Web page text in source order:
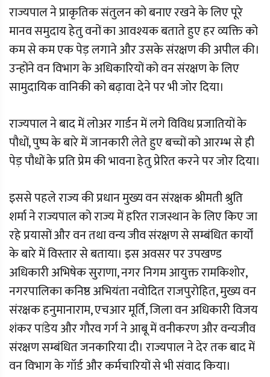
राज्यपाल ने प्राकृतिक संतुलन को बनाए रखने के लिए पूरे
मानव समुदाय हेतु वनों का आवश्यक बताते हुए हर व्यक्ति को
कम से कम एक पेड़ लगाने और उसके संरक्षण की अपील की।
उन्होंने वन विभाग के अधिकारियों को वन संरक्षण के लिए
सामुदायिक वानिकी को बढ़ावा देने पर भी जोर दिया।
राज्यपाल ने बाद में लोअर गार्डन में लगे विविध प्रजातियों के
पौधों, पुष्प के बारे में जानकारी लेते हुए बच्चों को आरम्भ से ही
पेड़ पौधों के प्रति प्रेम की भावना हेतु प्रेरित करने पर जोर दिया।
इससे पहले राज्य की प्रधान मुख्य वन संरक्षक श्रीमती श्रुति
शर्मा ने राज्यपाल को राज्य में हरित राजस्थान के लिए किए जा
रहे प्रयासों और वन तथा वन्य जीव संरक्षण से सम्बंधित कार्यों
के बारे में विस्तार से बताया। इस अवसर पर उपखण्ड
अधिकारी अभिषेक सुराणा, नगर निगम आयुक्त रामकिशोर,
नगरपालिका कनिष्ठ अभियंता नवोदित राजपुरोहित, मुख्य वन
संरक्षक हनुमानाराम, एचआर मूर्ति, जिला वन अधिकारी विजय
शंकर पांडेय और गौरव गर्ग ने आबू में वनीकरण और वन्यजीव
संरक्षण सम्बंधित जनकारिया दी। राज्यपाल ने देर तक बाद में
वन विभाग के गॉर्ड और कर्मचारियों से भी संवाद किया।